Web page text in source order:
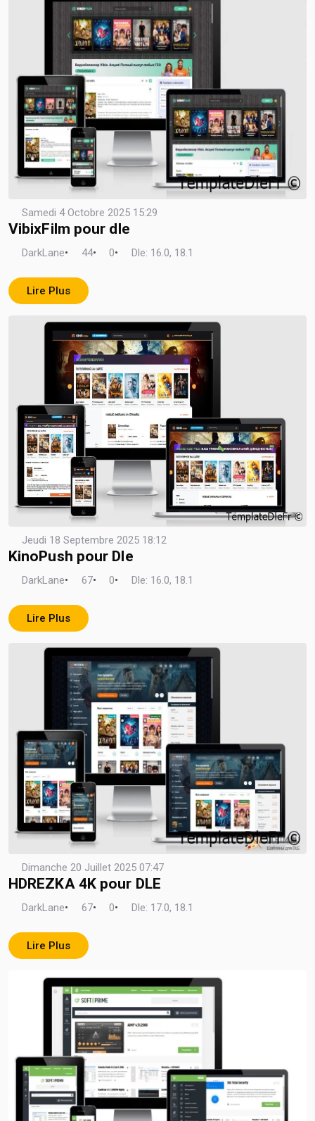
Samedi 4 Octobre 2025 15:29
VibixFilm pour dle
DarkLane• 44• 0• Dle: 16.0, 18.1
Lire Plus
Jeudi 18 Septembre 2025 18:12
KinoPush pour Dle
DarkLane• 67• 0• Dle: 16.0, 18.1
Lire Plus
Dimanche 20 Juillet 2025 07:47
HDREZKA 4K pour DLE
DarkLane• 67• 0• Dle: 17.0, 18.1
Lire Plus